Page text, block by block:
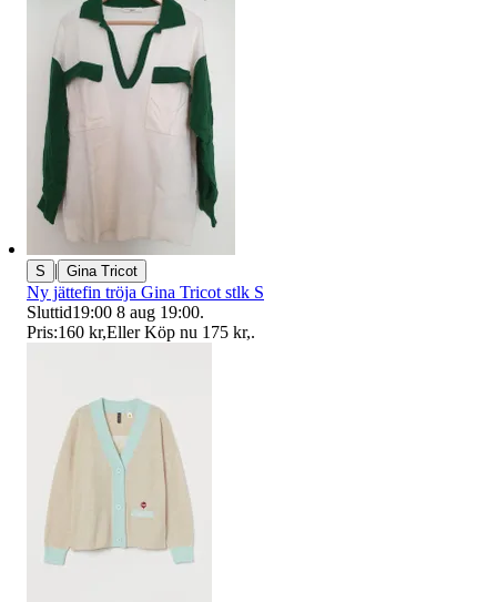
S | Gina Tricot
Ny jättefin tröja Gina Tricot stlk S
Sluttid19:00 8 aug 19:00.
Pris:160 kr,Eller Köp nu 175 kr,.